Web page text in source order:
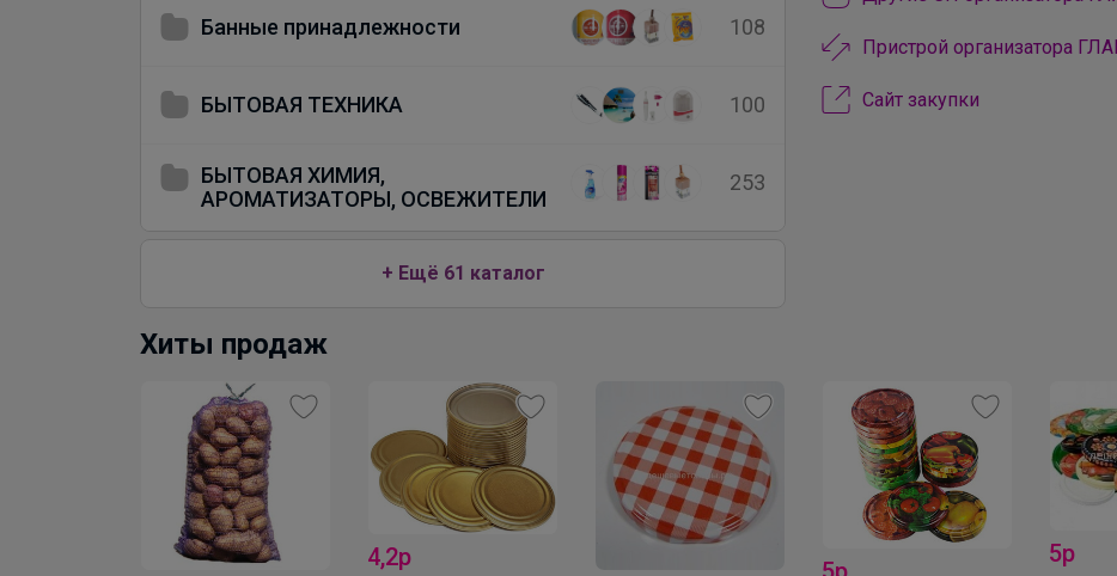
Банные принадлежности 108
БЫТОВАЯ ТЕХНИКА 100
БЫТОВАЯ ХИМИЯ,
АРОМАТИЗАТОРЫ, ОСВЕЖИТЕЛИ
253
+ Ещё 61 каталог
Пристрой организатора
Сайт закупки
Хиты продаж
4,2р